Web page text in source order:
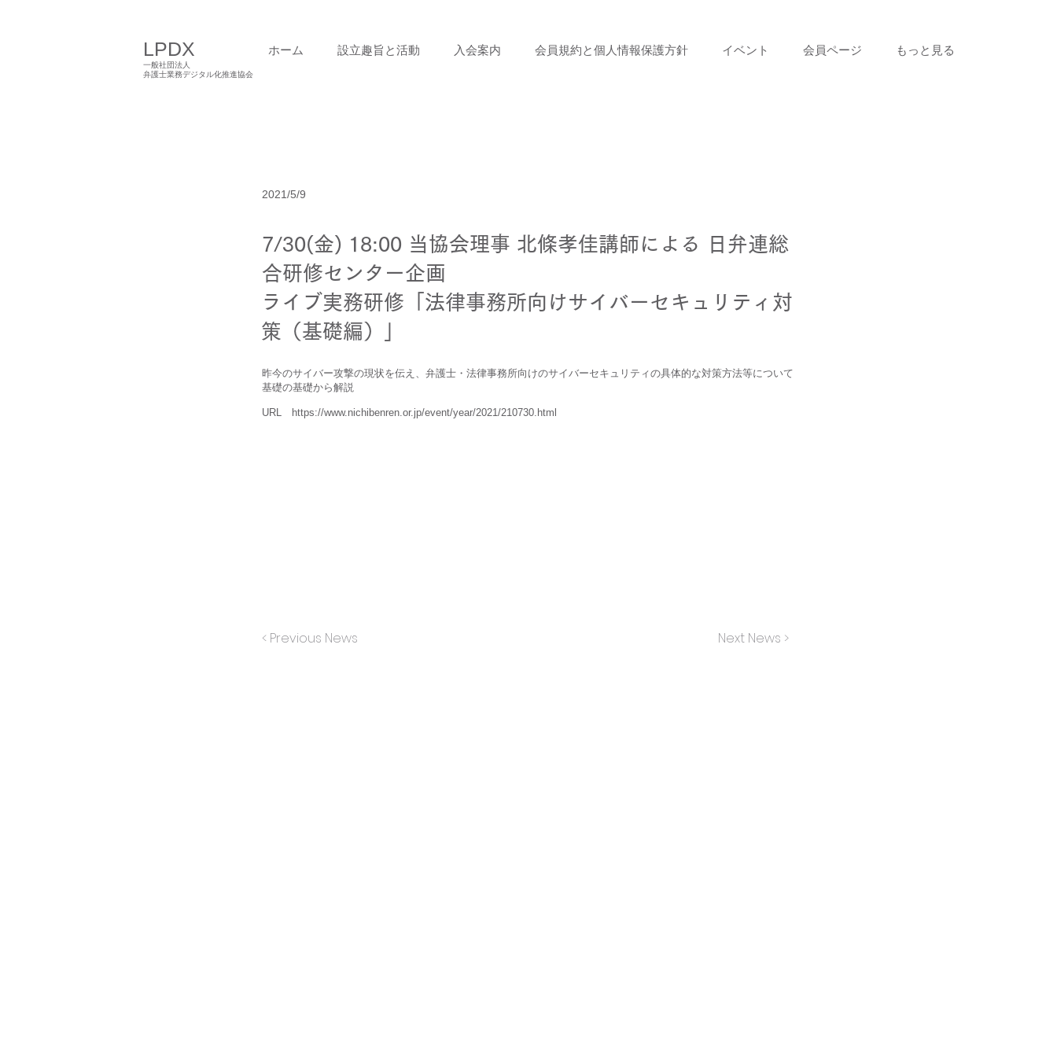
LPDX
一般社団法人
弁護士業務デジタル化推進協会
ホーム 設立趣旨と活動 入会案内 会員規約と個人情報保護方針 イベント 会員ページ もっと見る
2021/5/9
7/30(金) 18:00 当協会理事 北條孝佳講師による 日弁連総
合研修センター企画
ライブ実務研修「法律事務所向けサイバーセキュリティ対
策（基礎編）」
昨今のサイバー攻撃の現状を伝え、弁護士・法律事務所向けのサイバーセキュリティの具体的な対策方法等について
基礎の基礎から解説
URL https://www.nichibenren.or.jp/event/year/2021/210730.html
< Previous News Next News >